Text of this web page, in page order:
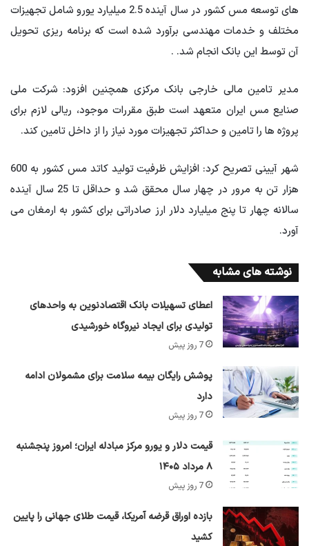
های توسعه مس کشور در سال آینده 2.5 میلیارد یورو شامل تجهیزات
مختلف و خدمات مهندسی برآورد شده است که برنامه ریزی تحویل
آن توسط این بانک انجام شد. .
مدیر تامین مالی خارجی بانک مرکزی همچنین افزود: شرکت ملی
صنایع مس ایران متعهد است طبق مقررات موجود، ریالی لازم برای
پروژه ها را تامین و حداکثر تجهیزات مورد نیاز را از داخل تامین کند.
شهر آیینی تصریح کرد: افزایش ظرفیت تولید کاتد مس کشور به 600
هزار تن به مرور در چهار سال محقق شد و حداقل تا 25 سال آینده
سالانه چهار تا پنج میلیارد دلار ارز صادراتی برای کشور به ارمغان می
آورد.
نوشته های مشابه
اعطای تسهیلات بانک اقتصادنوین به واحدهای
تولیدی برای ایجاد نیروگاه خورشیدی
7 روز پیش
پوشش رایگان بیمه سلامت برای مشمولان ادامه
دارد
7 روز پیش
قیمت دلار و یورو مرکز مبادله ایران؛ امروز پنجشنبه
۸ مرداد ۱۴۰۵
7 روز پیش
بازده اوراق قرضه آمریکا، قیمت طلای جهانی را پایین
کشید